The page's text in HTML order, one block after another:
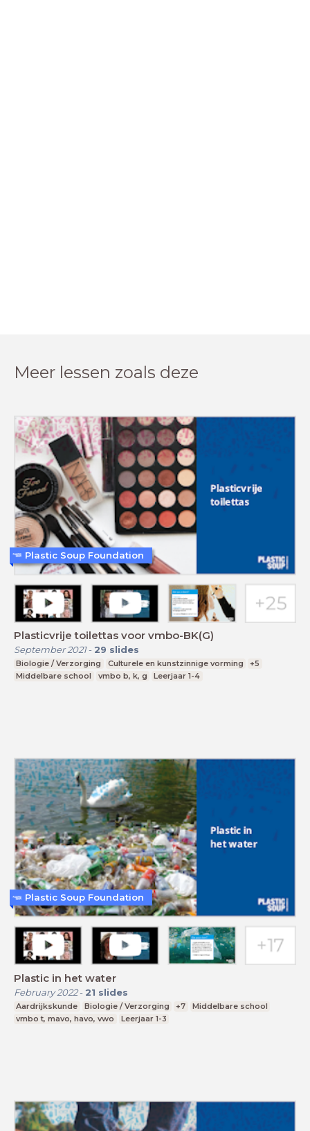
Meer lessen zoals deze
Plasticvrije toilettas voor vmbo-BK(G)
September 2021- 29 slides
Biologie / Verzorging Culturele en kunstzinnige vorming
+5
Middelbare school
vmbo b, k, g Leerjaar 1-4
Plastic Soup Foundation
Plastic in het water
February 2022- 21 slides
Aardrijkskunde Biologie / Verzorging +7
Middelbare school
vmbo t, mavo, havo, vwo
Leerjaar 1-3
Plastic Soup Foundation